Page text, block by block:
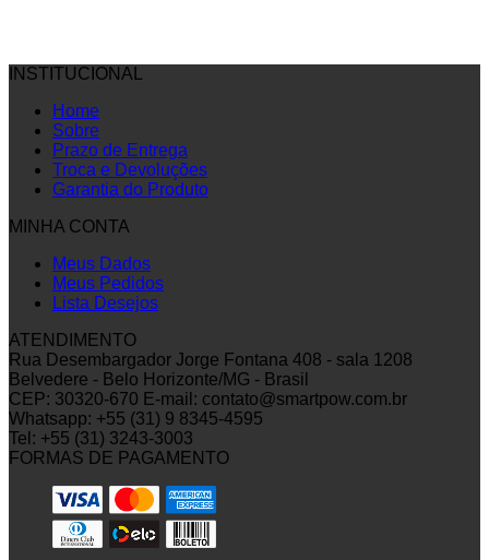
INSTITUCIONAL
Home
Sobre
Prazo de Entrega
Troca e Devoluções
Garantia do Produto
MINHA CONTA
Meus Dados
Meus Pedidos
Lista Desejos
ATENDIMENTO
Rua Desembargador Jorge Fontana 408 - sala 1208
Belvedere - Belo Horizonte/MG - Brasil
CEP: 30320-670 E-mail: contato@smartpow.com.br
Whatsapp: +55 (31) 9 8345-4595
Tel: +55 (31) 3243-3003
FORMAS DE PAGAMENTO